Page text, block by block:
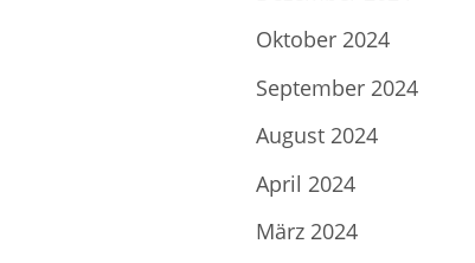
Oktober 2024
September 2024
August 2024
April 2024
März 2024